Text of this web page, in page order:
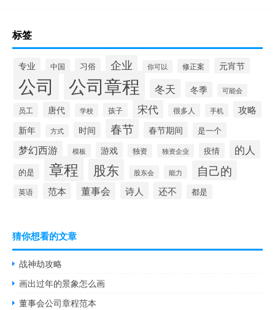
标签
专业 中国 习俗 企业 你可以 修正案 元宵节
公司 公司章程 冬天 冬季 可能会
员工 唐代 学校 孩子 宋代 很多人 手机 攻略
新年 方式 时间 春节 春节期间 是一个
梦幻西游 模板 游戏 独资 独资企业 疫情 的人
的是 章程 股东 股东会 能力 自己的
英语 范本 董事会 诗人 还不 都是
猜你想看的文章
战神劫攻略
画出过年的景象怎么画
董事会公司章程范本